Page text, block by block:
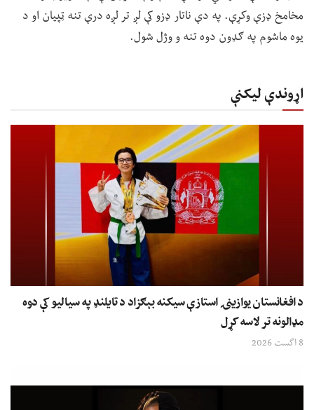
مخامخ ډزې وکړې. په دې ناتار ډزو کې لږ تر لږه درې تنه ټپیان او د
یوه ماشوم په ګډون دوه تنه و وژل شول.
اړوندې لیکنې
د افغانستان یوازینۍ استازې سیکنه بېګزاد د تایلنډ په سیالیو کې دوه
مډالونه تر لاسه کړل
8 اگست 2026